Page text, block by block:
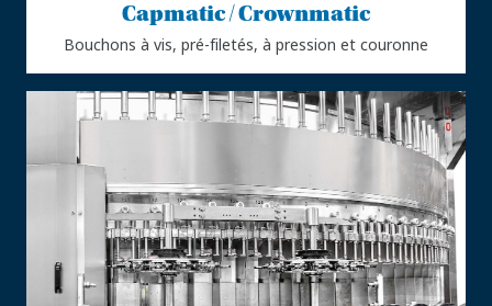
Capmatic / Crownmatic
Bouchons à vis, pré-filetés, à pression et couronne